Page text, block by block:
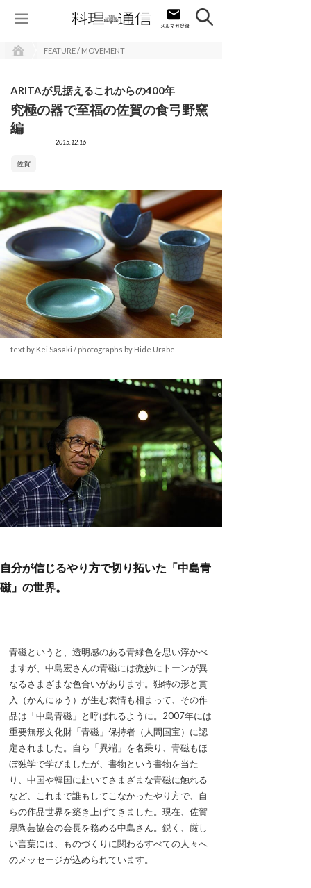
FEATURE / MOVEMENT
ARITAが見据えるこれからの400年
究極の器で至福の佐賀の食弓野窯
編
2015.12.16
佐賀
text by Kei Sasaki / photographs by Hide Urabe
自分が信じるやり方で切り拓いた「中島青
磁」の世界。
青磁というと、透明感のある青緑色を思い浮かべ
ますが、中島宏さんの青磁には微妙にトーンが異
なるさまざまな色合いがあります。独特の形と貫
入（かんにゅう）が生む表情も相まって、その作
品は「中島青磁」と呼ばれるように。2007年には
重要無形文化財「青磁」保持者（人間国宝）に認
定されました。自ら「異端」を名乗り、青磁もほ
ぼ独学で学びましたが、書物という書物を当た
り、中国や韓国に赴いてさまざまな青磁に触れる
など、これまで誰もしてこなかったやり方で、自
らの作品世界を築き上げてきました。現在、佐賀
県陶芸協会の会長を務める中島さん。鋭く、厳し
い言葉には、ものづくりに関わるすべての人々へ
のメッセージが込められています。